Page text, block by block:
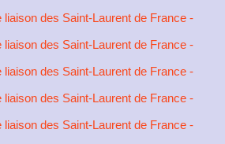
liaison des Saint-Laurent de France -
liaison des Saint-Laurent de France -
liaison des Saint-Laurent de France -
liaison des Saint-Laurent de France -
liaison des Saint-Laurent de France -